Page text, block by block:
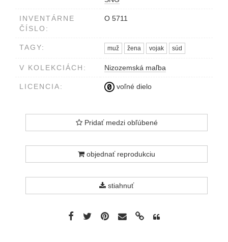
INVENTÁRNE
ČÍSLO:
O 5711
TAGY: muž žena vojak súd
V KOLEKCIÁCH: Nizozemská maľba
LICENCIA: voľné dielo
Pridať medzi obľúbené
objednať reprodukciu
stiahnuť